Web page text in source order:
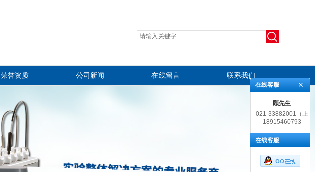
荣誉资质 公司新闻 在线留言 联系我们
在线客服
顾先生
021-33882001（上
海）, 0512-
18915460793
在线客服